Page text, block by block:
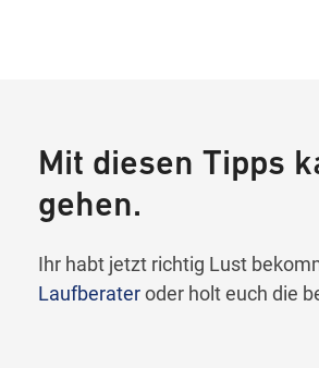
Mit diesen Tipps
gehen.
Ihr habt jetzt richtig Lust
Laufberateroder holt euch die